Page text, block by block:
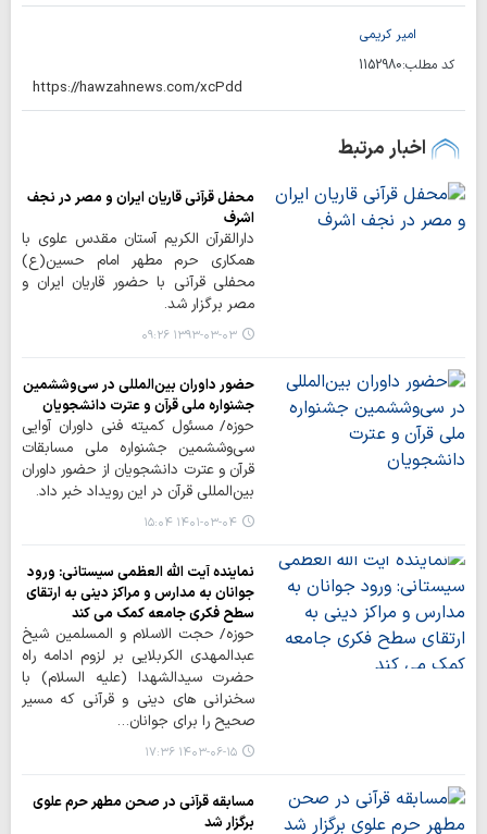
امیر کریمی
کد مطلب:1152980
اخبار مرتبط
محفل قرآنی قاریان ایران و مصر در نجف
اشرف
دارالقرآن الکریم آستان مقدس علوی با
همکاری حرم مطهر امام حسین(ع)
محفلی قرآنی با حضور قاریان ایران و
مصر برگزار شد.
۱۳۹۳-۰۳-۰۳ ۰۹:۲۶
حضور داوران بین‌المللی در سی‌وششمین
جشنواره ملی قرآن و عترت دانشجویان
حوزه/ مسئول کمیته فنی داوران آوایی
سی‌وششمین جشنواره ملی مسابقات
قرآن و عترت دانشجویان از حضور داوران
بین‌المللی قرآن در این رویداد خبر داد.
۱۴۰۱-۰۳-۰۴ ۱۵:۰۴
نماینده آیت الله العظمی سیستانی: ورود
جوانان به مدارس و مراکز دینی به ارتقای
سطح فکری جامعه کمک می کند
حوزه/ حجت الاسلام و المسلمین شیخ
عبدالمهدی الکربلایی بر لزوم ادامه راه
حضرت سیدالشهدا (علیه السلام) با
سخنرانی های دینی و قرآنی که مسیر
صحیح را برای جوانان…
۱۴۰۳-۰۶-۱۵ ۱۷:۳۶
مسابقه قرآنی در صحن مطهر حرم علوی
برگزار شد